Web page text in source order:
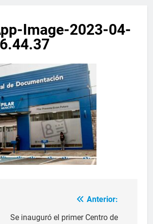
Image-2023-04-
Anterior:
Se inauguró el primer Centro de